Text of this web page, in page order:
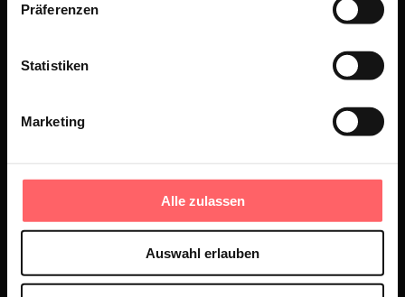
Präferenzen
Statistiken
Marketing
Alle zulassen
Auswahl erlauben
von absoluten Profis aus der
entsteht ein neues Format, das es so